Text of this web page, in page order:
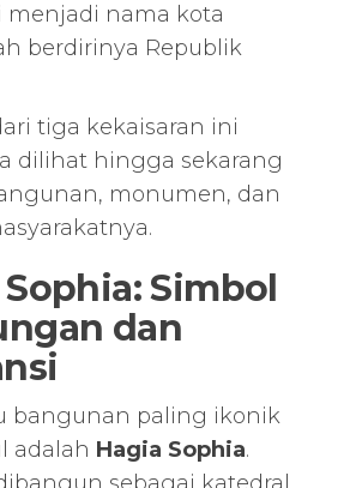
menjadi nama kota
berdirinya Republik
tiga kekaisaran ini
dilihat hingga sekarang
monumen, dan
Simbol
dan
bangunan paling ikonik
adalah Hagia Sophia.